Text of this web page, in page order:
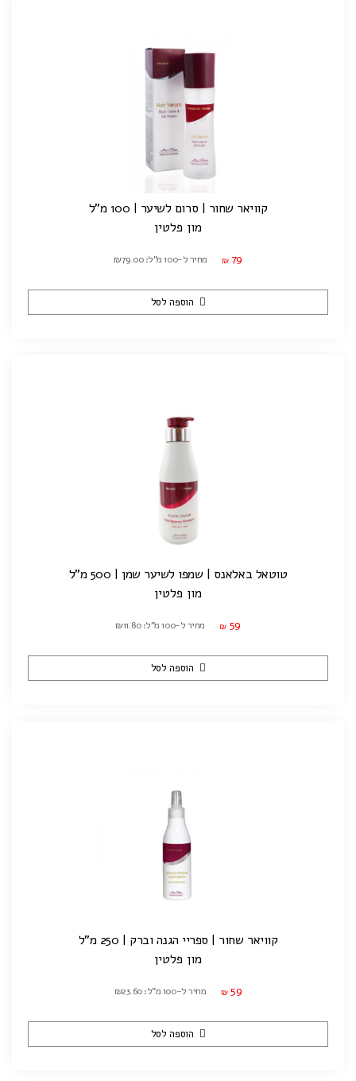
קוויאר שחור | סרום לשיער | 100 מ"ל
מון פלטין
₪ 79 מחיר ל-100 מ"ל: ₪79.00
הוספה לסל
טוטאל באלאנס | שמפו לשיער שמן | 500 מ"ל
מון פלטין
₪ 59 מחיר ל-100 מ"ל: ₪11.80
הוספה לסל
קוויאר שחור | ספריי הגנה וברק | 250 מ"ל
מון פלטין
₪ 59 מחיר ל-100 מ"ל: ₪23.60
הוספה לסל